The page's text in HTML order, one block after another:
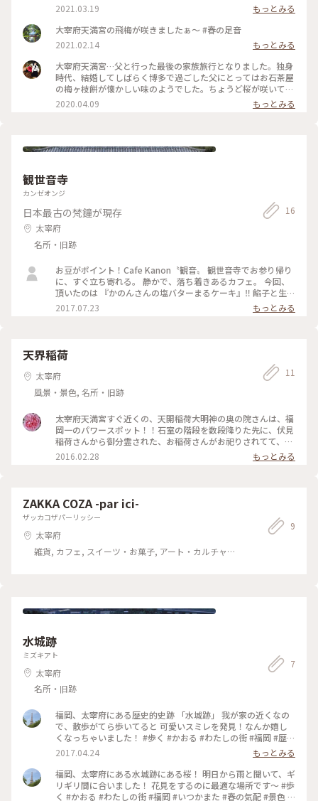
2021.03.19
もっとみる
大宰府天満宮の飛梅が咲きましたぁ～ #春の足音
2021.02.14
もっとみる
大宰府天満宮…父と行った最後の家族旅行となりました。独身
時代、結婚してしばらく博多で過ごした父にとってはお石茶屋
の梅ヶ枝餅が懐かしい味のようでした。ちょうど桜が咲いてと
ても空が綺麗な日、趣きのあるお店で温かい梅ヶ枝餅を皆で頂
きました。美味しかったなぁ😌 #旅の思い出 #大宰府天満宮#
2020.04.09 もっとみる
観世音寺
カンゼオンジ
日本最古の梵鐘が現存
太宰府
名所・旧跡
16
お豆がポイント！Cafe Kanon〝観音〟 観世音寺でお参り帰り
に、すぐ立ち寄れる。 静かで、落ち着きあるカフェ。 今回、
頂いたのは 『かのんさんの塩バターまるケーキ』‼︎ 餡子と生ク
リームとコーヒー煮豆の トッピングがセットになった なんと
も嬉しい組み合わせで。 しかもシロップではなく、黒蜜をか
#観音#観光
2017.07.23 もっとみる
天界稲荷
太宰府
風景・景色, 名所・旧跡
11
太宰府天満宮すぐ近くの、天開稲荷大明神の奥の院さんは、福
岡一のパワースポット！！石室の階段を数段降りた先に、伏見
稲荷さんから御分霊された、お稲荷さんがお祀りされてて、と
っても静かで、神秘的な場所になってます！ #太宰府#天開#稲
荷#パワースポット
2016.02.28 もっとみる
ZAKKA COZA -par ici-
ザッカコザパーリッシー
太宰府
雑貨, カフェ, スイーツ・お菓子, アート・カルチャー,
9
水城跡
ミズキアト
太宰府
名所・旧跡
7
福岡、太宰府にある歴史的史跡 「水城跡」 我が家の近くなの
で、散歩がてら歩いてると 可愛いスミレを発見！なんか嬉し
くなっちゃいました！ #歩く #かおる #わたしの街 #福岡 #歴史
#史跡
2017.04.24
もっとみる
福岡、太宰府にある水城跡にある桜！ 明日から雨と聞いて、ギ
リギリ間に合いました！ 花見をするのに最適な場所です〜 #歩
く #かおる #わたしの街 #福岡 #いつかまた #春の気配 #景色 #